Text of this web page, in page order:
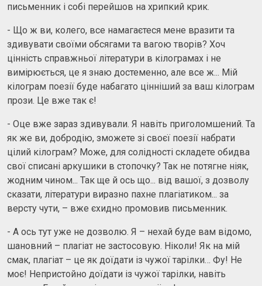
письменник і собі перейшов на хрипкий крик.
- Що ж ви, колего, все намагаєтеся мене вразити та
здивувати своїми обсягами та вагою творів? Хоч
цінність справжньої літератури в кілограмах і не
вимірюється, це я знаю достеменно, але все ж... Мій
кілограм поезії буде набагато цінніший за ваш кілограм
прози. Це вже так є!
- Оце вже зараз здивували. Я навіть приголомшений. Та
як же ви, добродію, зможете зі своєї поезії набрати
цілий кілограм? Може, для солідності складете обидва
свої списані аркушики в стопочку? Так не потягне ніяк,
жодним чином... Так ще й ось що... від вашої, з дозволу
сказати, літератури виразно пахне плагіатиком... за
версту чути, – вже єхидно промовив письменник.
- А ось тут уже не дозволю. Я – нехай буде вам відомо,
шановний – плагіат не застосовую. Ніколи! Як на мій
смак, плагіат – це як доїдати із чужої тарілки… Фу! Не
моє! Непристойно доїдати із чужої тарілки, навіть